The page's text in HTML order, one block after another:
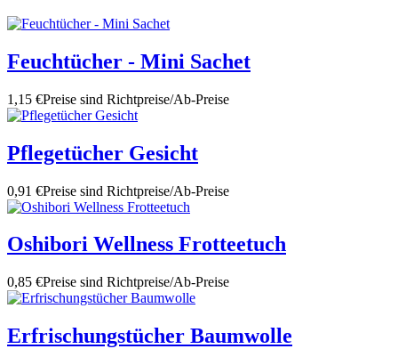
Feuchtücher - Mini Sachet
1,15 €Preise sind Richtpreise/Ab-Preise
Pflegetücher Gesicht
0,91 €Preise sind Richtpreise/Ab-Preise
Oshibori Wellness Frotteetuch
0,85 €Preise sind Richtpreise/Ab-Preise
Erfrischungstücher Baumwolle